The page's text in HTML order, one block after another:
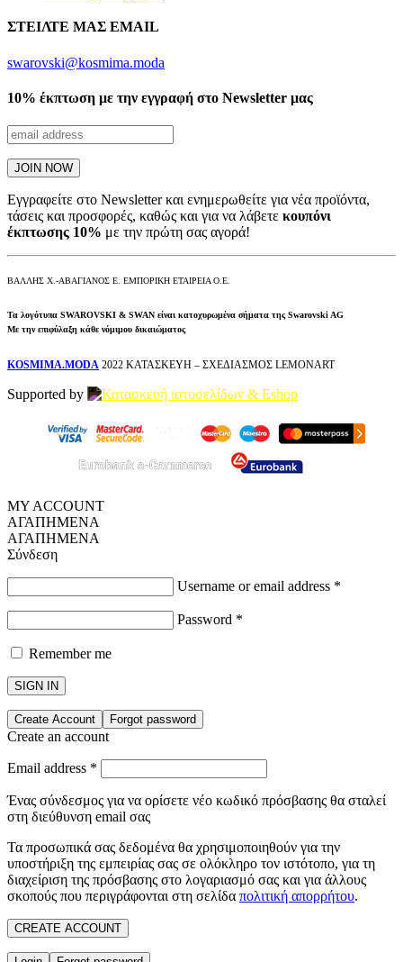
ΣΤΕΙΛΤΕ ΜΑΣ EMAIL
swarovski@kosmima.moda
10% έκπτωση με την εγγραφή στο Newsletter μας
Εγγραφείτε στο Newsletter και ενημερωθείτε για νέα προϊόντα,
τάσεις και προσφορές, καθώς και για να λάβετε κουπόνι
έκπτωσης 10% με την πρώτη σας αγορά!
ΒΑΛΛΗΣ Χ.-ΑΒΑΓΙΑΝΟΣ Ε. ΕΜΠΟΡΙΚΗ ΕΤΑΙΡΕΙΑ Ο.Ε.
Τα λογότυπα SWAROVSKI & SWAN είναι κατοχυρωμένα σήματα της Swarovski AG
Με την επιφύλαξη κάθε νόμιμου δικαιώματος
KOSMIMA.MODA 2022 ΚΑΤΑΣΚΕΥΗ – ΣΧΕΔΙΑΣΜΟΣ LEMONART
Supported by
MY ACCOUNT
ΑΓΑΠΗΜΕΝΑ
ΑΓΑΠΗΜΕΝΑ
Σύνδεση
Username or email address *
Password *
Remember me
SIGN IN
Create Account Forgot password
Create an account
Email address *
Ένας σύνδεσμος για να ορίσετε νέο κωδικό πρόσβασης θα σταλεί
στη διεύθυνση email σας
Τα προσωπικά σας δεδομένα θα χρησιμοποιηθούν για την
υποστήριξη της εμπειρίας σας σε ολόκληρο τον ιστότοπο, για τη
διαχείριση της πρόσβασης στο λογαριασμό σας και για άλλους
σκοπούς που περιγράφονται στη σελίδα πολιτική απορρήτου.
CREATE ACCOUNT